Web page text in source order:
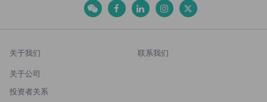
关于我们
关于公司
投资者关系
联系我们